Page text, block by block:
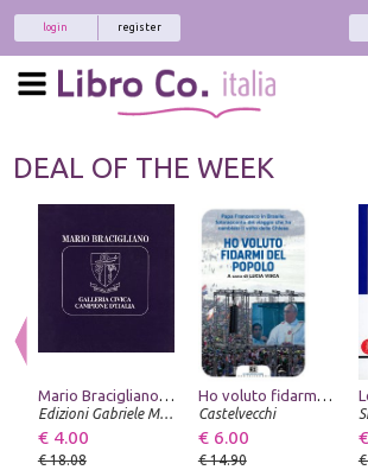
register
login
DEAL OF THE WEEK
Mario Bracigliano. Alberi e no. Catalogo della mostra (Campione d'Italia, 1992)
Edizioni Gabriele Mazzotta
€ 4.00
€ 18.08
Ho voluto fidarmi del popolo. Papa Francesco in Brasile: fotoracconto del viaggio che ha cambiato il volto della Chiesa
Castelvecchi
€ 6.00
€ 14.90